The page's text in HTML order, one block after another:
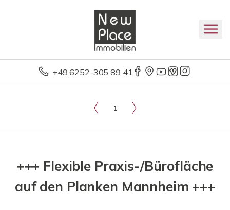
+49 6252-305 89 41
1
+++ Flexible Praxis-/Bürofläche
auf den Planken Mannheim +++